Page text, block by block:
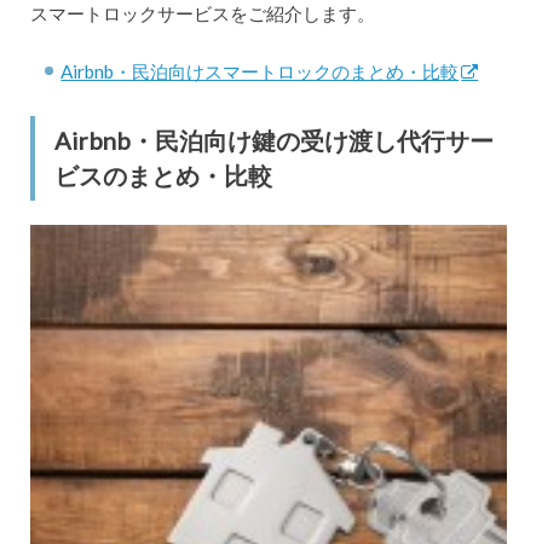
スマートロックサービスをご紹介します。
Airbnb・民泊向けスマートロックのまとめ・比較
Airbnb・民泊向け鍵の受け渡し代行サー
ビスのまとめ・比較